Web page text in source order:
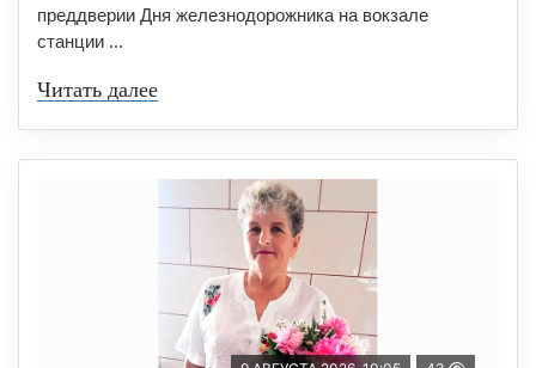
преддверии Дня железнодорожника на вокзале
станции ...
Читать далее